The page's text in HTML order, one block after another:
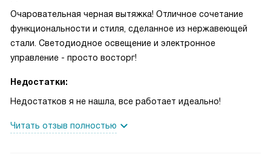
Очаровательная черная вытяжка! Отличное сочетание
функциональности и стиля, сделанное из нержавеющей
стали. Светодиодное освещение и электронное
управление - просто восторг!
Недостатки:
Недостатков я не нашла, все работает идеально!
Читать отзыв полностью